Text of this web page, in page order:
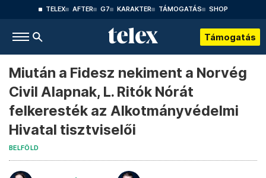
TELEX AFTER G7 KARAKTER TÁMOGATÁS SHOP
Támogatás
Miután a Fidesz nekiment a Norvég
Civil Alapnak, L. Ritók Nórát
felkeresték az Alkotmányvédelmi
Hivatal tisztviselői
BELFÖLD